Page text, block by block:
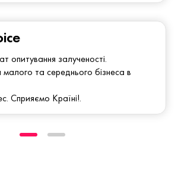
опитування залученості.
та середнього бізнеса в
Сприяємо Країні!.